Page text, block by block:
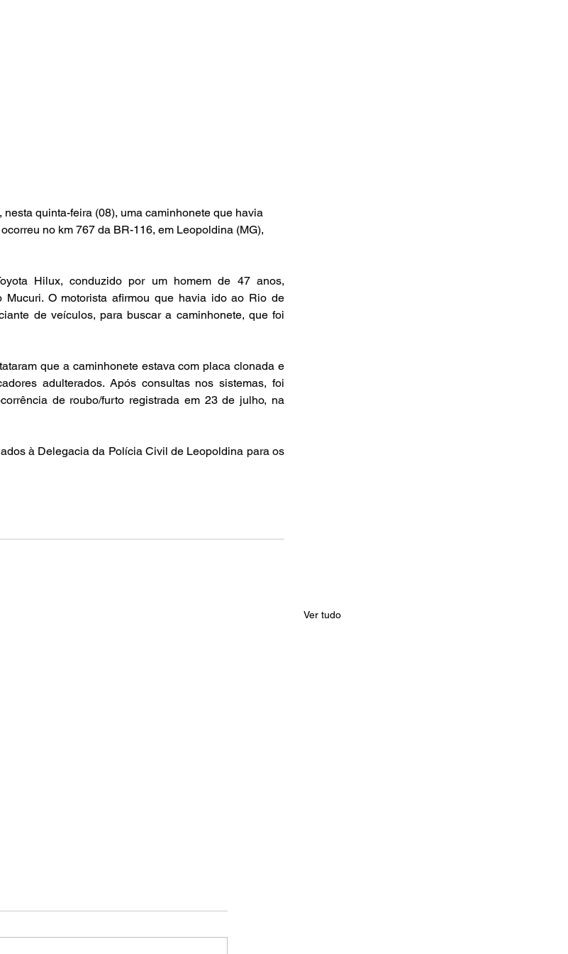
quinta-feira (08), uma caminhonete que havia
no km 767 da BR-116, em Leopoldina (MG),
Hilux, conduzido por um homem de 47 anos,
Mucuri. O motorista afirmou que havia ido ao Rio de
de veículos, para buscar a caminhonete, que foi
que a caminhonete estava com placa clonada e
adulterados. Após consultas nos sistemas, foi
de roubo/furto registrada em 23 de julho, na
à Delegacia da Polícia Civil de Leopoldina para os
Ver tudo